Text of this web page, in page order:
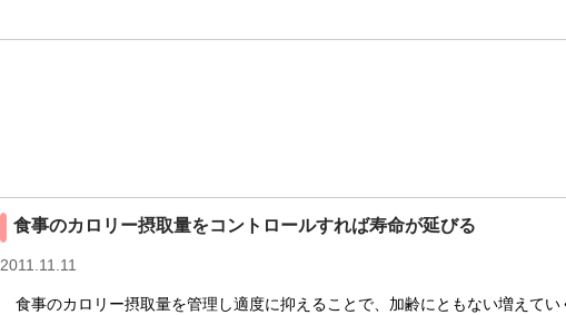
食事のカロリー摂取量をコントロールすれば寿命が延びる
2011.11.11
食事のカロリー摂取量を管理し適度に抑えることで、加齢にともない増えてい